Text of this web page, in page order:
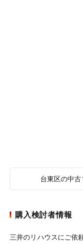
台東区の中
購入検討者情報
三井のリハウスにご依